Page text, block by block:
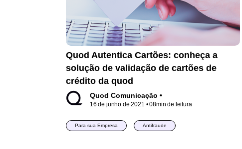
Quod Autentica Cartões: conheça a
solução de validação de cartões de
crédito da quod
Quod Comunicação •
16 de junho de 2021 • 08min de leitura
Para sua Empresa Antifraude